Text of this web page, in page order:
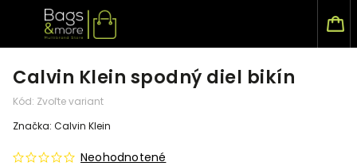
Calvin Klein spodný diel bikín
Kód: Zvoľte variant
Neohodnotené
Značka: Calvin Klein